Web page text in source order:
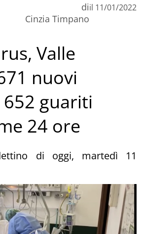
di
Cinzia Timpano
il 11/01/2022
Valle
nuovi
guariti
24 ore
di oggi, martedì 11